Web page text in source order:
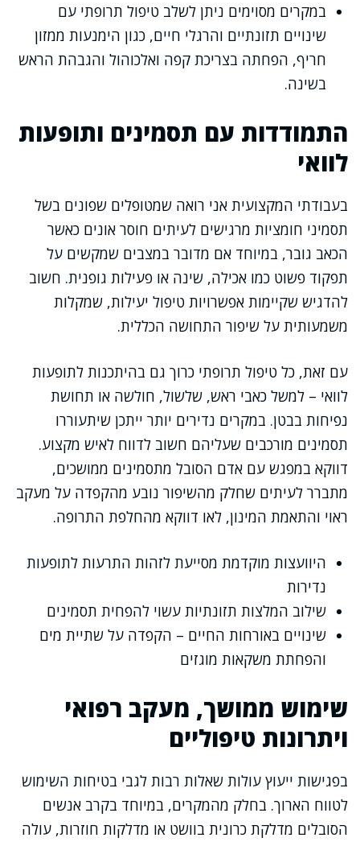
במקרים מסוימים ניתן לשלב טיפול תרופתי עם
שינויים תזונתיים והרגלי חיים, כגון הימנעות ממזון
חריף, הפחתה בצריכת קפה ואלכוהול והגבהת הראש
בשינה.
התמודדות עם תסמינים ותופעות
לוואי
בעבודתי המקצועית אני רואה שמטופלים שפונים בשל
תסמיני חומציות מרגישים לעיתים חוסר אונים כאשר
הכאב גובר, במיוחד אם מדובר במצבים שמקשים על
תפקוד פשוט כמו אכילה, שינה או פעילות גופנית. חשוב
להדגיש שקיימות אפשרויות טיפול יעילות, שמקלות
משמעותית על שיפור התחושה הכללית.
עם זאת, כל טיפול תרופתי כרוך גם בהיתכנות לתופעות
לוואי – למשל כאבי ראש, שלשול, חולשה או תחושת
נפיחות בבטן. במקרים נדירים יותר ייתכן שיתעוררו
תסמינים מורכבים שעליהם חשוב לדווח לאיש מקצוע.
דווקא במפגש עם אדם הסובל מתסמינים ממושכים,
מתברר לעיתים שחלק מהשיפור נובע מהקפדה על מעקב
ראוי והתאמת המינון, לאו דווקא מהחלפת התרופה.
היוועצות מוקדמת מסייעת לזהות התרעות לתופעות
נדירות
שילוב המלצות תזונתיות עשוי להפחית תסמינים
שינויים באורחות החיים – הקפדה על שתיית מים
והפחתת משקאות מוגזים
שימוש ממושך, מעקב רפואי
ויתרונות טיפוליים
בפגישות ייעוץ עולות שאלות רבות לגבי בטיחות השימוש
לטווח הארוך. בחלק מהמקרים, במיוחד בקרב אנשים
הסובלים מדלקת כרונית בוושט או מדלקות חוזרות, עולה